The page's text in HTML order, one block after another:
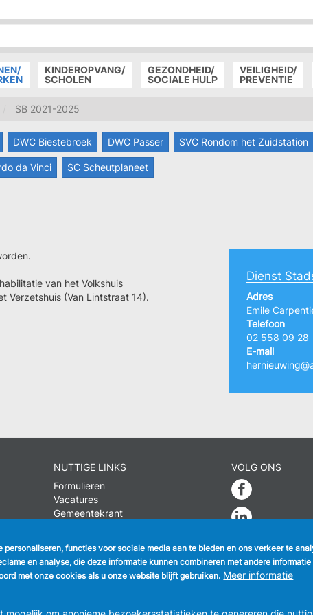
KINDEROPVANG/
SCHOLEN
GEZONDHEID/
SOCIALE HULP
VEILIGHEID/
PREVENTIE
SB 2021-2025
DWC Biestebroek DWC Passer SVC Rondom het Zuidstation
da Vinci SC Scheutplaneet
Dienst
Adres
Emile
Telefoon
02 558 09 28
E-mail
van het Volkshuis
Verzetshuis (Van Lintstraat 14).
NUTTIGE LINKS
Formulieren
Vacatures
Gemeentekrant
VOLG ONS
Facebook
Linkedin
Instagram
ANDERLECHT Raadsplein 1 B-1070-Brussel -
functies voor sociale media aan te bieden en ons verkeer te
en analyse, die deze informatie kunnen combineren met andere
met onze cookies als u onze website blijft gebruiken. Meer informatie